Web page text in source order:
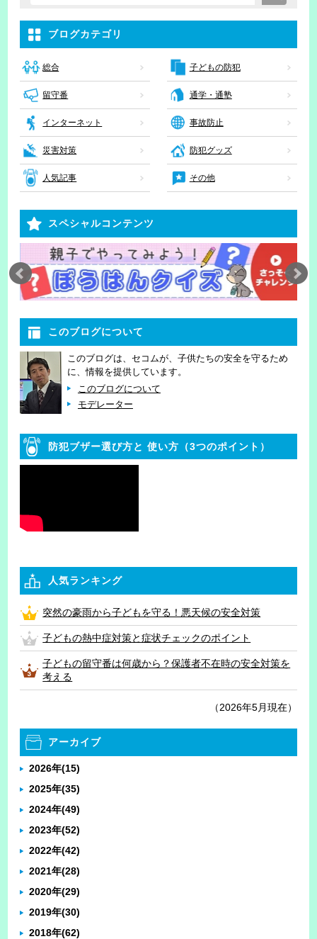
ブログカテゴリ
総合 子どもの防犯
留守番 通学・通塾
インターネット 事故防止
災害対策 防犯グッズ
人気記事 その他
スペシャルコンテンツ
このブログについて
このブログは、セコムが、子供たちの安全を守るため
に、情報を提供しています。
このブログについて
モデレーター
防犯ブザー選び方と 使い方（3つのポイント）
人気ランキング
突然の豪雨から子どもを守る！悪天候の安全対策
子どもの熱中症対策と症状チェックのポイント
子どもの留守番は何歳から？保護者不在時の安全対策を
考える
（2026年5月現在）
アーカイブ
2026年(15)
2025年(35)
2024年(49)
2023年(52)
2022年(42)
2021年(28)
2020年(29)
2019年(30)
2018年(62)